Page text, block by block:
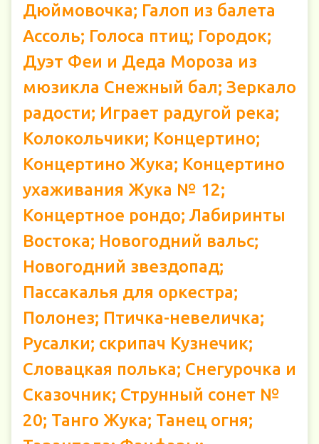
Дюймовочка; Галоп из балета
Ассоль; Голоса птиц; Городок;
Дуэт Феи и Деда Мороза из
мюзикла Снежный бал; Зеркало
радости; Играет радугой река;
Колокольчики; Концертино;
Концертино Жука; Концертино
ухаживания Жука № 12;
Концертное рондо; Лабиринты
Востока; Новогодний вальс;
Новогодний звездопад;
Пассакалья для оркестра;
Полонез; Птичка-невеличка;
Русалки; скрипач Кузнечик;
Словацкая полька; Снегурочка и
Сказочник; Струнный сонет №
20; Танго Жука; Танец огня;